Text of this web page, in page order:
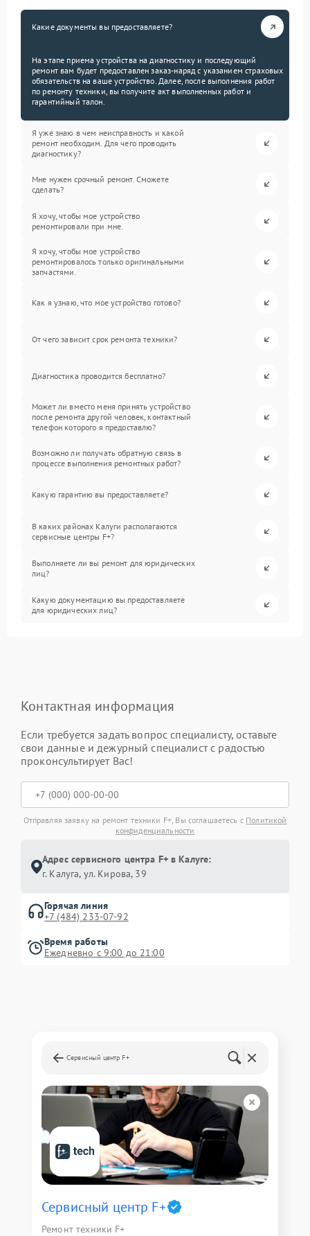
Какие документы вы предоставляете?
На этапе приема устройства на диагностику и последующий
ремонт вам будет предоставлен заказ-наряд с указанием страховых
обязательств на ваше устройство. Далее, после выполнения работ
по ремонту техники, вы получите акт выполненных работ и
гарантийный талон.
Я уже знаю в чем неисправность и какой
ремонт необходим. Для чего проводить
диагностику?
Мне нужен срочный ремонт. Сможете
сделать?
Я хочу, чтобы мое устройство
ремонтировали при мне.
Я хочу, чтобы мое устройство
ремонтировалось только оригинальными
запчастями.
Как я узнаю, что мое устройство готово?
От чего зависит срок ремонта техники?
Диагностика проводится бесплатно?
Может ли вместо меня принять устройство
после ремонта другой человек, контактный
телефон которого я предоставлю?
Возможно ли получать обратную связь в
процессе выполнения ремонтных работ?
Какую гарантию вы предоставляете?
В каких районах Калуги располагаются
сервисные центры F+?
Выполняете ли вы ремонт для юридических
лиц?
Какую документацию вы предоставляете
для юридических лиц?
Контактная информация
Если требуется задать вопрос специалисту, оставьте
свои данные и дежурный специалист с радостью
проконсультирует Вас!
Отправляя заявку на ремонт техники F+, Вы соглашаетесь с Политикой
конфиденциальности
Адрес сервисного центра F+ в Калуге:
г. Калуга, ул. Кирова, 39
Горячая линия
+7 (484) 233-07-92
Время работы
Ежедневно с 9:00 до 21:00
Сервисный центр F+
Сервисный центр F+
Ремонт техники F+